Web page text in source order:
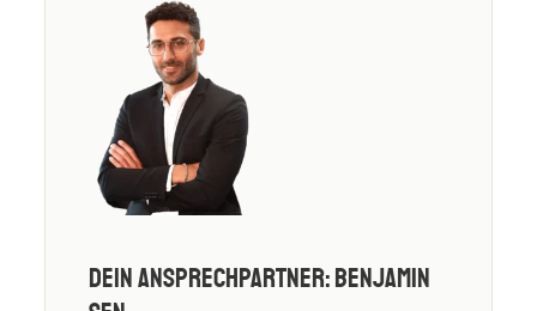
Dein Ansprechpartner: Benjamin